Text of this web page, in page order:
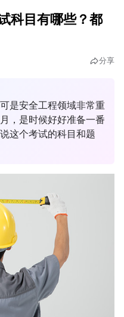
科目有哪些？都
分享
是安全工程领域非常重
，是时候好好准备一番
这个考试的科目和题